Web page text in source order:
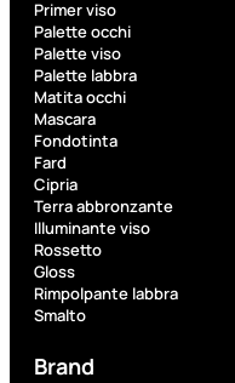
Primer viso
Palette occhi
Palette viso
Palette labbra
Matita occhi
Mascara
Fondotinta
Fard
Cipria
Terra abbronzante
Illuminante viso
Rossetto
Gloss
Rimpolpante labbra
Smalto
Brand